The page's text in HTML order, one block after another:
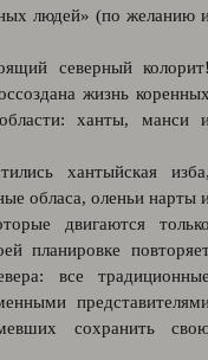
людей» (по желанию
северный
жизнь
ханты, манси
хантыйская
обласа, оленьи нарты
двигаются
планировке
все
сохранить